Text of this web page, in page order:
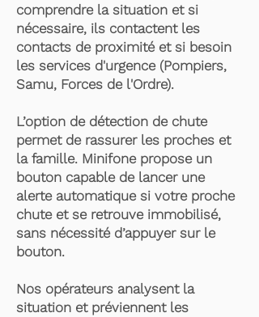
comprendre la situation et si
nécessaire, ils contactent les
contacts de proximité et si besoin
les services d'urgence (Pompiers,
Samu, Forces de l'Ordre).
L’option de détection de chute
permet de rassurer les proches et
la famille. Minifone propose un
bouton capable de lancer une
alerte automatique si votre proche
chute et se retrouve immobilisé,
sans nécessité d’appuyer sur le
bouton.
Nos opérateurs analysent la
situation et préviennent les